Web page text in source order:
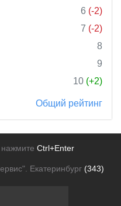
6 (-2)
7 (-2)
8
9
10 (+2)
Общий рейтинг
Ctrl+Enter
Екатеринбург (343)